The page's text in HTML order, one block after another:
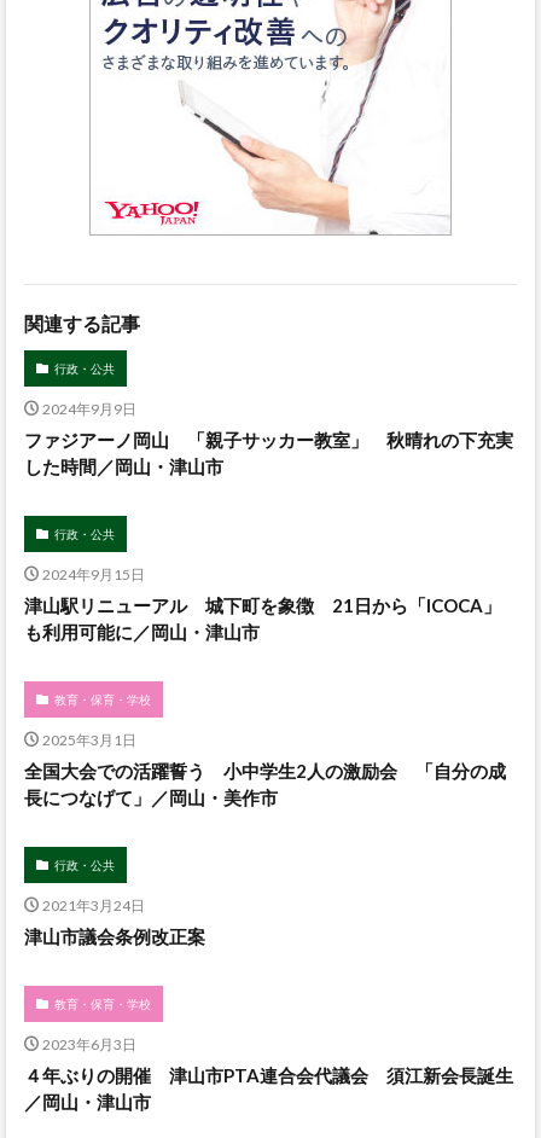
関連する記事
行政・公共
2024年9月9日
ファジアーノ岡山 「親子サッカー教室」 秋晴れの下充実
した時間／岡山・津山市
行政・公共
2024年9月15日
津山駅リニューアル 城下町を象徴 21日から「ICOCA」
も利用可能に／岡山・津山市
教育・保育・学校
2025年3月1日
全国大会での活躍誓う 小中学生2人の激励会 「自分の成
長につなげて」／岡山・美作市
行政・公共
2021年3月24日
津山市議会条例改正案
教育・保育・学校
2023年6月3日
４年ぶりの開催 津山市PTA連合会代議会 須江新会長誕生
／岡山・津山市